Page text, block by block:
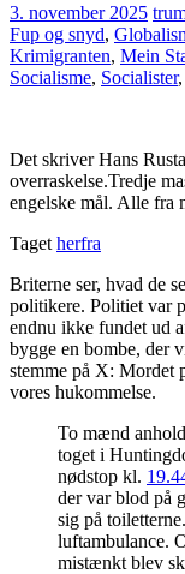
3. november 2025
Fup og snyd,
Krimigranten, Mein
Socialisme, Socialister,
Det skriver Hans
overraskelse.Tredje
engelske mål. Alle fra
Taget herfra
Briterne ser, hvad de
politikere. Politiet var
endnu ikke fundet ud
bygge en bombe, der
stemme på X: Mordet
vores hukommelse.
To mænd
toget i
nødstop kl.
der var blod på
sig på
luftambulance.
mistænkt blev